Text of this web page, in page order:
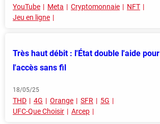
YouTube Meta Cryptomonnaie
NFT
Jeu en ligne
Très haut débit : l'État double l'aide pour
l'accès sans fil
18/05/25
THD 4G Orange SFR
5G
UFC-Que Choisir
Arcep